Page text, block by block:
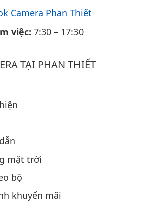
Camera Phan Thiết
việc: 7:30 – 17:30
TẠI PHAN THIẾT
mặt trời
bộ
khuyến mãi